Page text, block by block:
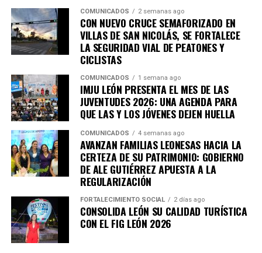
COMUNICADOS 2 semanas ago
CON NUEVO CRUCE SEMAFORIZADO EN
VILLAS DE SAN NICOLÁS, SE FORTALECE
LA SEGURIDAD VIAL DE PEATONES Y
CICLISTAS
COMUNICADOS 1 semana ago
IMJU LEÓN PRESENTA EL MES DE LAS
JUVENTUDES 2026: UNA AGENDA PARA
QUE LAS Y LOS JÓVENES DEJEN HUELLA
COMUNICADOS 4 semanas ago
AVANZAN FAMILIAS LEONESAS HACIA LA
CERTEZA DE SU PATRIMONIO: GOBIERNO
DE ALE GUTIÉRREZ APUESTA A LA
REGULARIZACIÓN
FORTALECIMIENTO SOCIAL 2 días ago
CONSOLIDA LEÓN SU CALIDAD TURÍSTICA
CON EL FIG LEÓN 2026